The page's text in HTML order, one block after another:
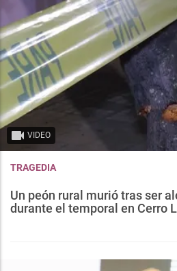
VIDEO
TRAGEDIA
Un peón rural murió tras ser
durante el temporal en Cerro